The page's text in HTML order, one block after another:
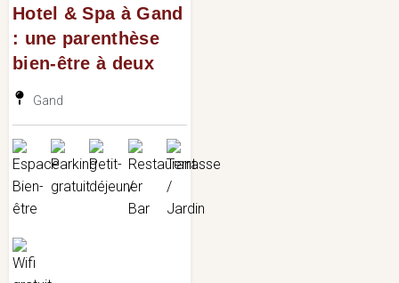
Hotel & Spa à Gand
: une parenthèse
bien-être à deux
Gand